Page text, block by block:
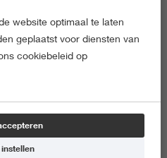
(deeltijd)
Master of Science
website optimaal te laten
geplaatst voor diensten van
cookiebeleid op